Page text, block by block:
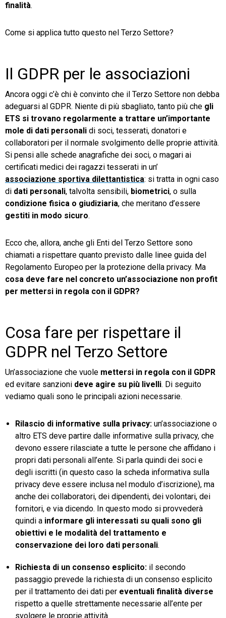
finalità.
Come si applica tutto questo nel Terzo Settore?
Il GDPR per le associazioni
Ancora oggi c’è chi è convinto che il Terzo Settore non debba
adeguarsi al GDPR. Niente di più sbagliato, tanto più che gli
ETS si trovano regolarmente a trattare un’importante
mole di dati personali di soci, tesserati, donatori e
collaboratori per il normale svolgimento delle proprie attività.
Si pensi alle schede anagrafiche dei soci, o magari ai
certificati medici dei ragazzi tesserati in un’
associazione sportiva dilettantistica: si tratta in ogni caso
di dati personali, talvolta sensibili, biometrici, o sulla
condizione fisica o giudiziaria, che meritano d’essere
gestiti in modo sicuro.
Ecco che, allora, anche gli Enti del Terzo Settore sono
chiamati a rispettare quanto previsto dalle linee guida del
Regolamento Europeo per la protezione della privacy. Ma
cosa deve fare nel concreto un’associazione non profit
per mettersi in regola con il GDPR?
Cosa fare per rispettare il
GDPR nel Terzo Settore
Un’associazione che vuole mettersi in regola con il GDPR
ed evitare sanzioni deve agire su più livelli. Di seguito
vediamo quali sono le principali azioni necessarie.
Rilascio di informative sulla privacy: un’associazione o
altro ETS deve partire dalle informative sulla privacy, che
devono essere rilasciate a tutte le persone che affidano i
propri dati personali all’ente. Si parla quindi dei soci e
degli iscritti (in questo caso la scheda informativa sulla
privacy deve essere inclusa nel modulo d’iscrizione), ma
anche dei collaboratori, dei dipendenti, dei volontari, dei
fornitori, e via dicendo. In questo modo si provvederà
quindi a informare gli interessati su quali sono gli
obiettivi e le modalità del trattamento e
conservazione dei loro dati personali.
Richiesta di un consenso esplicito: il secondo
passaggio prevede la richiesta di un consenso esplicito
per il trattamento dei dati per eventuali finalità diverse
rispetto a quelle strettamente necessarie all’ente per
svolgere le proprie attività.